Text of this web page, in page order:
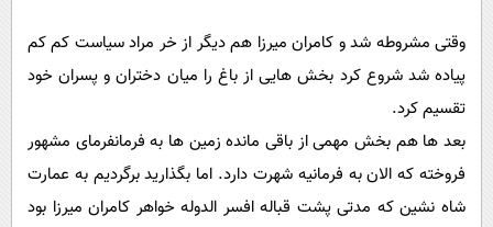
وقتی مشروطه شد و کامران میرزا هم دیگر از خر مراد سیاست کم کم
پیاده شد شروع کرد بخش هایی از باغ را میان دختران و پسران خود
تقسیم کرد.
بعد ها هم بخش مهمی از باقی مانده زمین ها به فرمانفرمای مشهور
فروخته که الان به فرمانیه شهرت دارد. اما بگذارید برگردیم به عمارت
شاه نشین که مدتی پشت قباله افسر الدوله خواهر کامران میرزا بود